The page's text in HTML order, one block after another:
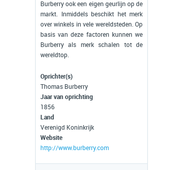
Burberry ook een eigen geurlijn op de
markt. Inmiddels beschikt het merk
over winkels in vele wereldsteden. Op
basis van deze factoren kunnen we
Burberry als merk schalen tot de
wereldtop.
Oprichter(s)
Thomas Burberry
Jaar van oprichting
1856
Land
Verenigd Koninkrijk
Website
http://www.burberry.com